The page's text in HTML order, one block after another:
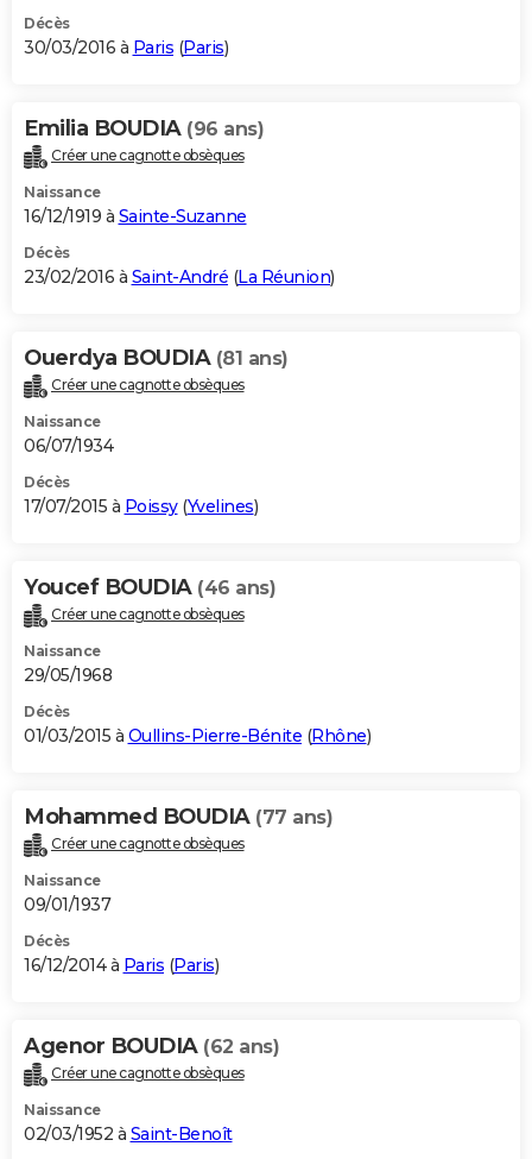
Décès
30/03/2016 à Paris (Paris)
Emilia BOUDIA (96 ans)
Créer une cagnotte obsèques
Naissance
16/12/1919 à Sainte-Suzanne
Décès
23/02/2016 à Saint-André (La Réunion)
Ouerdya BOUDIA (81 ans)
Créer une cagnotte obsèques
Naissance
06/07/1934
Décès
17/07/2015 à Poissy(Yvelines)
Youcef BOUDIA (46 ans)
Créer une cagnotte obsèques
Naissance
29/05/1968
Décès
01/03/2015 à Oullins-Pierre-Bénite (Rhône)
Mohammed BOUDIA (77 ans)
Créer une cagnotte obsèques
Naissance
09/01/1937
Décès
16/12/2014 à Paris (Paris)
Agenor BOUDIA (62 ans)
Créer une cagnotte obsèques
Naissance
02/03/1952 à Saint-Benoît